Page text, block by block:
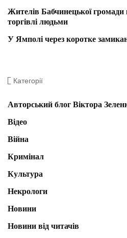
Жителів Бабчинецької
торгівлі людьми
У Ямполі через коротке
Категорії
Авторський блог Віктора
Відео
Війна
Кримінал
Культура
Некрологи
Новини
Новини від читачів